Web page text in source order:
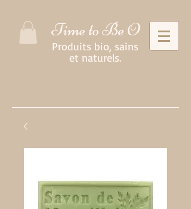
Time to Be O
Produits bio, sains
et naturels.